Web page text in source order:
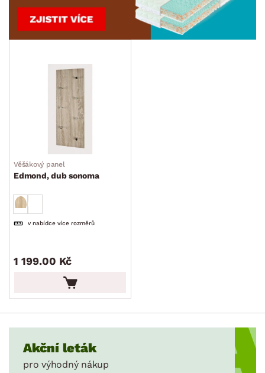
Věšákový panel
Edmond, dub sonoma
v nabídce více rozměrů
1 199.00 Kč
Akční leták
pro výhodný nákup